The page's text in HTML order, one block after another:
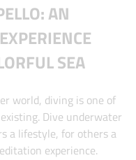
AN
SEA
world, diving is one of
Dive underwater
a lifestyle, for others a
experience.